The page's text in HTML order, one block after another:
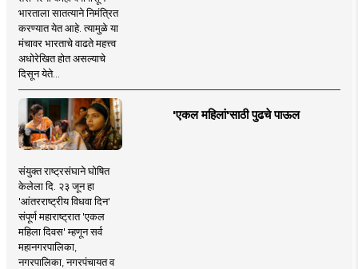
भारताला सातत्याने निमंत्रित
करण्यात येत आहे. त्यामुळे या
मंचावर भारताचे वाढते महत्त्व
अधोरेखित होत असल्याचे
दिसून येते...
'एकल महिलां'साठी पुढचे पाऊल
संयुक्त राष्ट्रसंघाने घोषित
केलेला दि. २३ जून हा
'आंतरराष्ट्रीय विधवा दिन'
संपूर्ण महाराष्ट्रात 'एकल
महिला दिवस' म्हणून सर्व
महानगरपालिका,
नगरपालिका, नगरपंचायत व